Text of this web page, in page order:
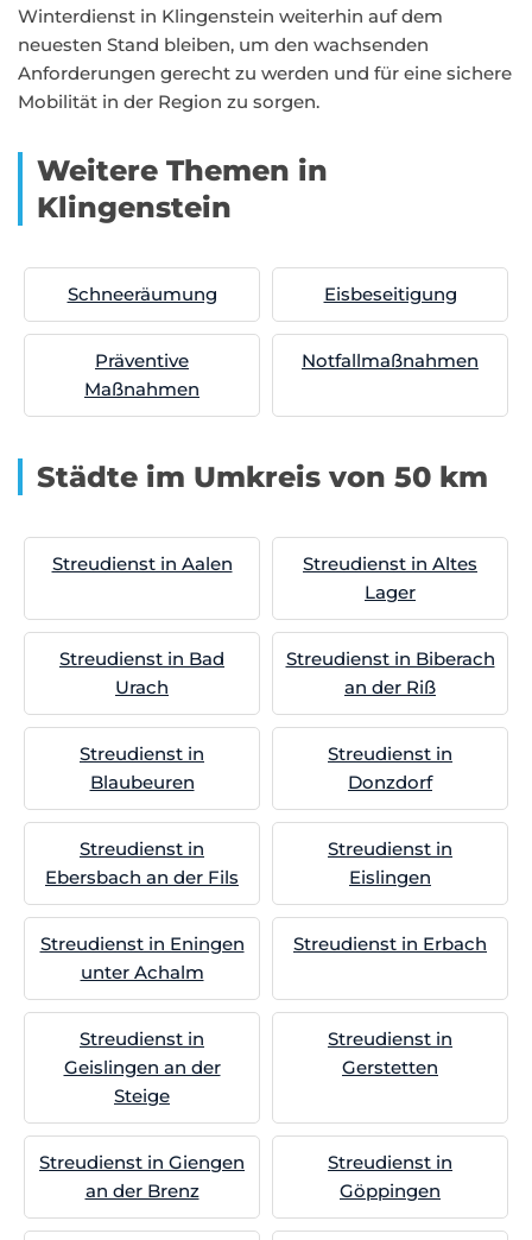
Winterdienst in Klingenstein weiterhin auf dem
neuesten Stand bleiben, um den wachsenden
Anforderungen gerecht zu werden und für eine sichere
Mobilität in der Region zu sorgen.
Weitere Themen in
Klingenstein
Schneeräumung Eisbeseitigung
Präventive
Maßnahmen
Notfallmaßnahmen
Städte im Umkreis von 50 km
Streudienst in Aalen
Streudienst in Altes
Lager
Streudienst in Bad
Urach
Streudienst in Biberach
an der Riß
Streudienst in
Blaubeuren
Streudienst in
Donzdorf
Streudienst in
Ebersbach an der Fils
Streudienst in
Eislingen
Streudienst in Eningen
unter Achalm
Streudienst in Erbach
Streudienst in
Geislingen an der
Steige
Streudienst in
Gerstetten
Streudienst in Giengen
an der Brenz
Streudienst in
Göppingen